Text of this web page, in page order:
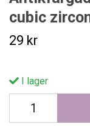
cubic
29 kr
I lager